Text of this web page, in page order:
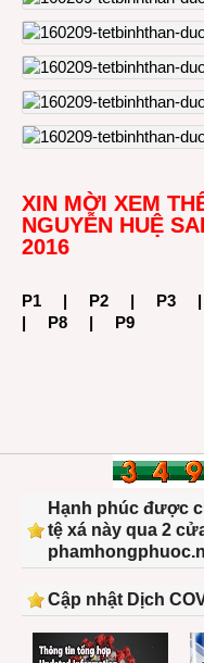
XIN MỜI XEM
NGUYỄN HUỆ
2016
P1 | P2 | P3
| P8 | P9
Hạnh phúc được
tệ xá này qua 2
Cập nhật Dịch